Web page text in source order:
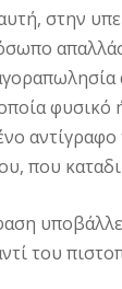
στην
φυσικό
που
του